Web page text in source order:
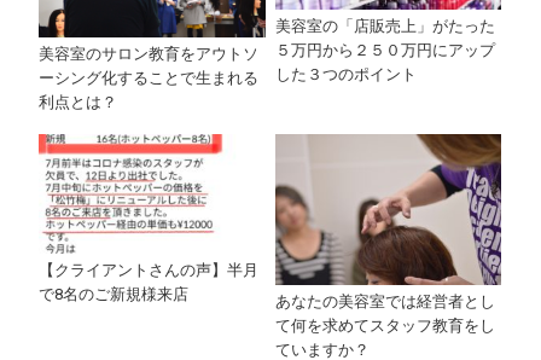
美容室のサロン教育をアウトソ
ーシング化することで生まれる
利点とは？
美容室の「店販売上」がたった
５万円から２５０万円にアップ
した３つのポイント
【クライアントさんの声】半月
で8名のご新規様来店
あなたの美容室では経営者とし
て何を求めてスタッフ教育をし
ていますか？